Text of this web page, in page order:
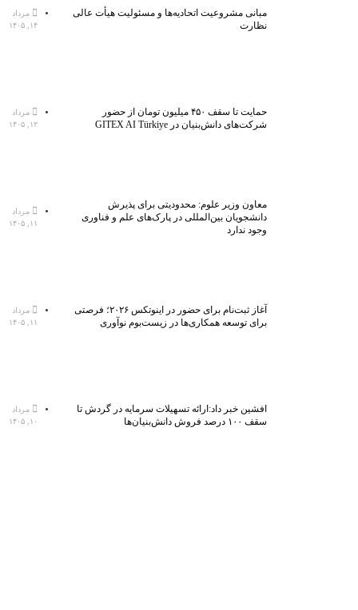
مبانی مشروعیت اتحادیه‌ها و مسئولیت هیأت عالی
نظارت
مرداد
۱۴, ۱۴۰۵
حمایت تا سقف ۴۵۰ میلیون تومان از حضور
شرکت‌های دانش‌بنیان در GITEX AI Türkiye
مرداد
۱۲, ۱۴۰۵
معاون وزیر علوم: محدودیتی برای پذیرش
دانشجویان بین‌المللی در پارک‌های علم و فناوری
وجود ندارد
مرداد
۱۱, ۱۴۰۵
آغاز ثبت‌نام برای حضور در اینوتکس ۲۰۲۶؛ فرصتی
برای توسعه همکاری‌ها در زیست‌بوم نوآوری
مرداد
۱۱, ۱۴۰۵
افشین خبر داد:ارائه تسهیلات سرمایه در گردش تا
سقف ۱۰۰ درصد فروش دانش‌بنیان‌ها
مرداد
۱۰, ۱۴۰۵